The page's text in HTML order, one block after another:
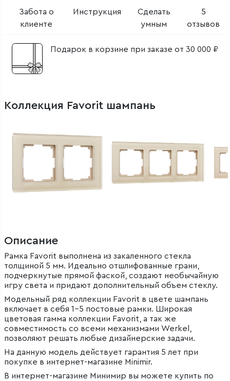
Забота о
клиенте
Инструкция
Сделать
умным
5
отзывов
Подарок в корзине при заказе от 30 000 ₽
Коллекция Favorit шампань
Описание
Рамка Favorit выполнена из закаленного стекла
толщиной 5 мм. Идеально отшлифованные грани,
подчеркнутые прямой фаской, создают необычайную
игру света и придают дополнительный объем стеклу.
Модельный ряд коллекции Favorit в цвете шампань
включает в себя 1–5 постовые рамки. Широкая
цветовая гамма коллекции Favorit, а так же
совместимость со всеми механизмами Werkel,
позволяют решать любые дизайнерские задачи.
На данную модель действует гарантия 5 лет при
покупке в интернет-магазине Minimir.
В интернет-магазине Минимир вы можете купить по